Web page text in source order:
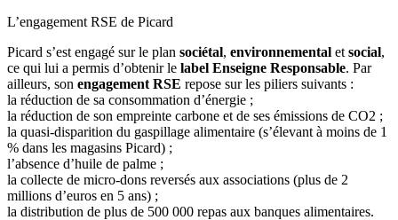
L’engagement RSE de Picard
Picard s’est engagé sur le plan sociétal, environnemental et social,
ce qui lui a permis d’obtenir le label Enseigne Responsable. Par
ailleurs, son engagement RSE repose sur les piliers suivants :
la réduction de sa consommation d’énergie ;
la réduction de son empreinte carbone et de ses émissions de CO2 ;
la quasi-disparition du gaspillage alimentaire (s’élevant à moins de 1
% dans les magasins Picard) ;
l’absence d’huile de palme ;
la collecte de micro-dons reversés aux associations (plus de 2
millions d’euros en 5 ans) ;
la distribution de plus de 500 000 repas aux banques alimentaires.